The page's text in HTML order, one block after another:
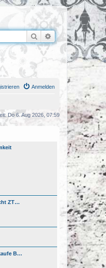
Suche Erweiterte Suche
Anmelden
Do 6. Aug 2026, 07:59
ZT…
B…